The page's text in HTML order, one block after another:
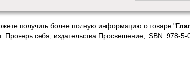
получить более полную информацию о товаре "
Проверь себя, издательства Просвещение, ISBN: 978-